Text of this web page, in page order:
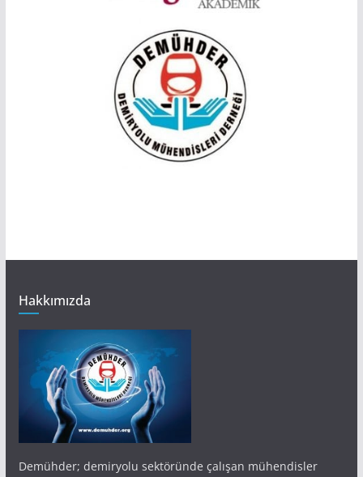
Hakkımızda
Demühder; demiryolu sektöründe çalışan mühendisler